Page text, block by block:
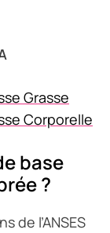
Grasse
Corporelle
base
?
de l’ANSES